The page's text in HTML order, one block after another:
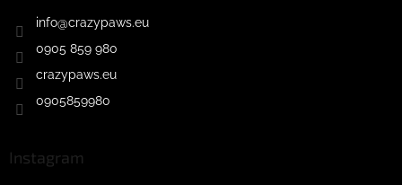
info@crazypaws.eu
0905 859 980
crazypaws.eu
0905859980
Instagram